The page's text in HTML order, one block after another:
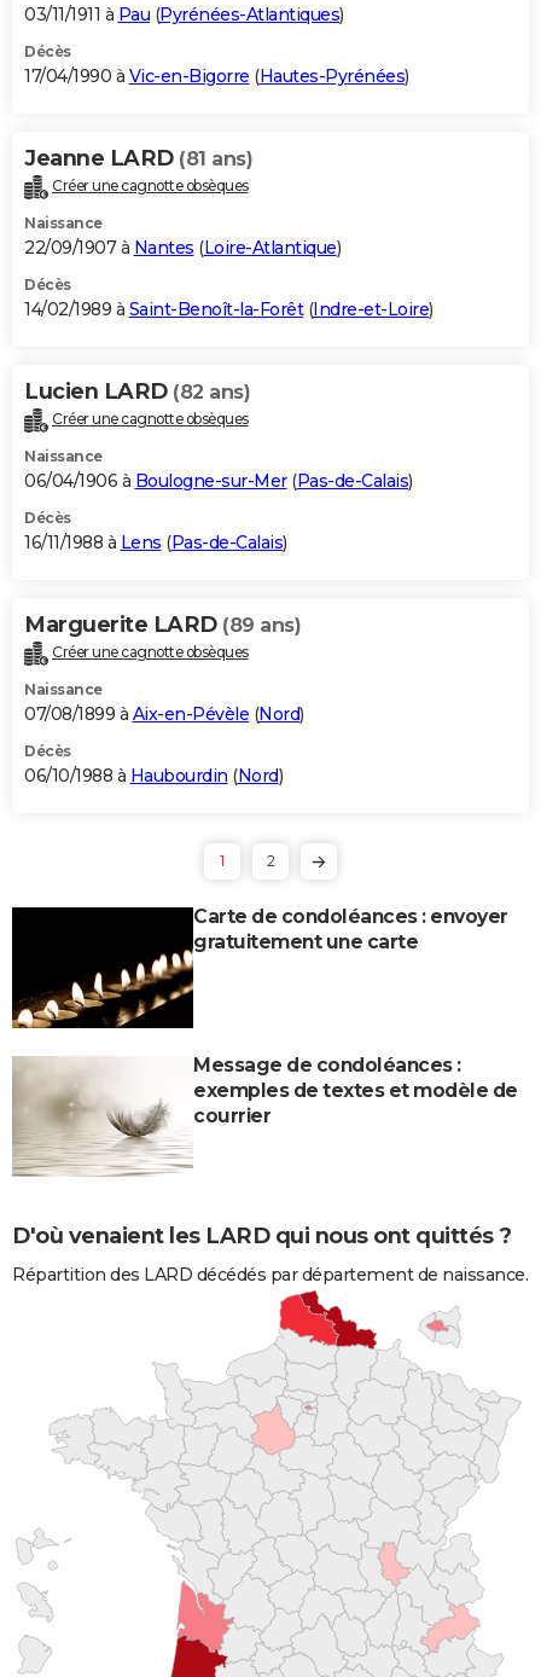
03/11/1911 à Pau (Pyrénées-Atlantiques)
Décès
17/04/1990 à Vic-en-Bigorre (Hautes-Pyrénées)
Jeanne LARD (81 ans)
Créer une cagnotte obsèques
Naissance
22/09/1907 à Nantes (Loire-Atlantique)
Décès
14/02/1989 à Saint-Benoît-la-Forêt(Indre-et-Loire)
Lucien LARD (82 ans)
Créer une cagnotte obsèques
Naissance
06/04/1906 à Boulogne-sur-Mer(Pas-de-Calais)
Décès
16/11/1988 à Lens (Pas-de-Calais)
Marguerite LARD (89 ans)
Créer une cagnotte obsèques
Naissance
07/08/1899 à Aix-en-Pévèle (Nord)
Décès
06/10/1988 à Haubourdin (Nord)
1 2
Carte de condoléances : envoyer
gratuitement une carte
Message de condoléances :
exemples de textes et modèle de
courrier
D'où venaient les LARD qui nous ont quittés ?
Répartition des LARD décédés par département de naissance.